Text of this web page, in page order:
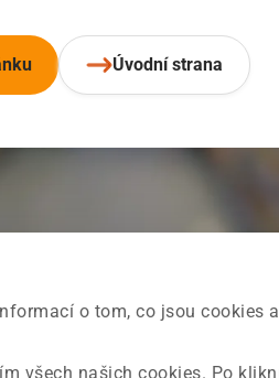
o tom, co jsou cookies
všech našich cookies. Po
Úvodní strana